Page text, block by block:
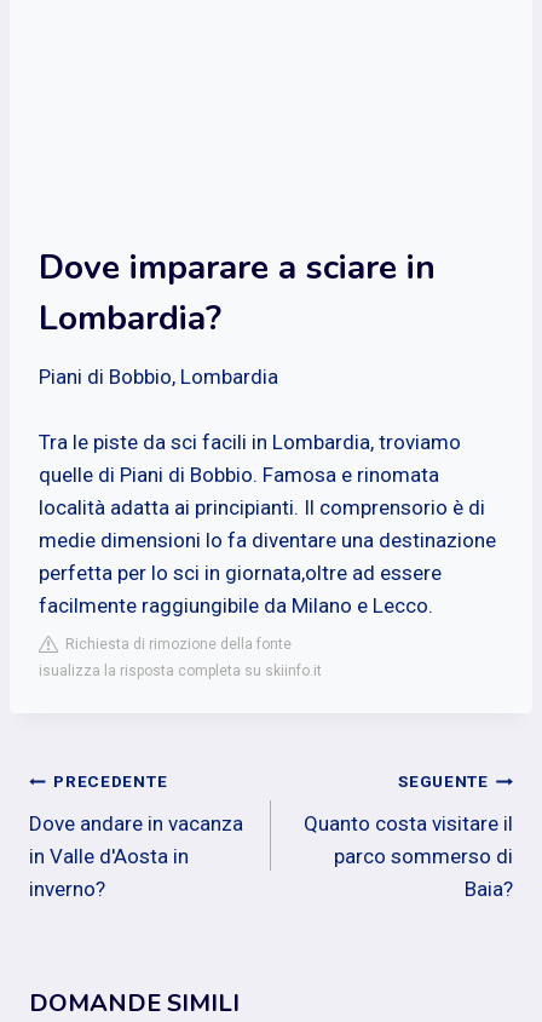
Dove imparare a sciare in
Lombardia?
Piani di Bobbio, Lombardia
Tra le piste da sci facili in Lombardia, troviamo
quelle di Piani di Bobbio. Famosa e rinomata
località adatta ai principianti. Il comprensorio è di
medie dimensioni lo fa diventare una destinazione
perfetta per lo sci in giornata,oltre ad essere
facilmente raggiungibile da Milano e Lecco.
Richiesta di rimozione della fonte
isualizza la risposta completa su skiinfo.it
Navigazione
articoli
PRECEDENTE
Dove andare in vacanza
in Valle d'Aosta in
inverno?
SEGUENTE
Quanto costa visitare il
parco sommerso di
Baia?
DOMANDE SIMILI